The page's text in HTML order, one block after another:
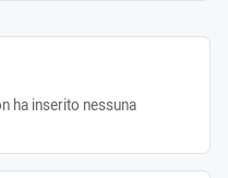
ha inserito nessuna